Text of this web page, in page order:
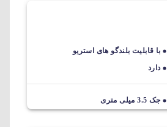
با قابلیت بلندگو های استریو
دارد
جک 3.5 میلی متری